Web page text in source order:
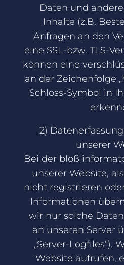
Daten und
Inhalte (z.B.
Anfragen an den
eine SSL-bzw. TLS-
können eine
an der Zeichenfolge
Schloss-Symbol in
2)
unserer
Bei der bloß
unserer Website,
nicht registrieren
Informationen
wir nur solche
an unseren Server
„Server-Logfiles“).
Website aufrufen,